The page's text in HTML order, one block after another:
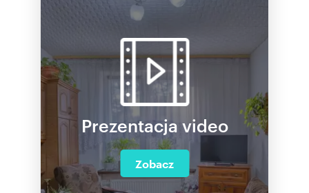
Prezentacja video
Zobacz